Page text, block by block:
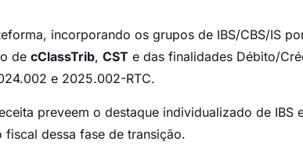
incorporando os grupos de IBS/CBS/IS
de cClassTrib, CST e das finalidades Débito/
e 2025.002-RTC.
preveem o destaque individualizado de IBS
dessa fase de transição.